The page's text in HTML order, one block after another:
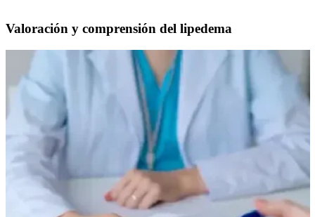
Valoración y comprensión del lipedema